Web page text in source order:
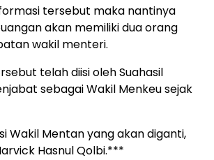
tersebut maka nantinya
akan memiliki dua orang
wakil menteri.
telah diisi oleh Suahasil
sebagai Wakil Menkeu sejak
Wakil Mentan yang akan diganti,
Hasnul Qolbi.***